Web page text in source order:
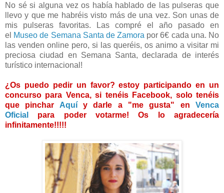
No sé si alguna vez os había hablado de las pulseras que
llevo y que me habréis visto más de una vez. Son unas de
mis pulseras favoritas. Las compré el año pasado en
el Museo de Semana Santa de Zamora por 6€ cada una. No
las venden online pero, si las queréis, os animo a visitar mi
preciosa ciudad en Semana Santa, declarada de interés
turístico internacional!
¿Os puedo pedir un favor? estoy participando en un
concurso para Venca, si tenéis Facebook, solo tenéis
que pinchar Aquíy darle a "me gusta" enVenca
Oficial
para poder votarme! Os lo agradecería
infinitamente!!!!!